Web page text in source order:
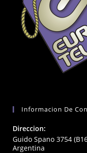
Informacion De
Direccion:
Guido Spano 3754
Argentina